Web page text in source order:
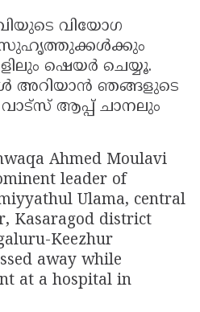
വിയോഗ
സുഹൃത്തുക്കൾക്കും
ഷെയർ ചെയ്യൂ.
അറിയാൻ ഞങ്ങളുടെ
ആപ്പ് ചാനലും
Ahmed Moulavi
leader of
Ulama, central
Kasaragod district
Keezhur
away while
at a hospital in